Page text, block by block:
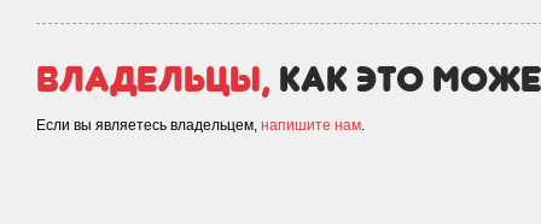
Владельцы, как это
Если вы являетесь владельцем, напишите нам.